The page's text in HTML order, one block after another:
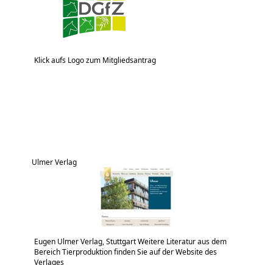
Klick aufs Logo zum Mitgliedsantrag
Ulmer Verlag
Eugen Ulmer Verlag, Stuttgart Weitere Literatur aus dem
Bereich Tierproduktion finden Sie auf der Website des
Verlages